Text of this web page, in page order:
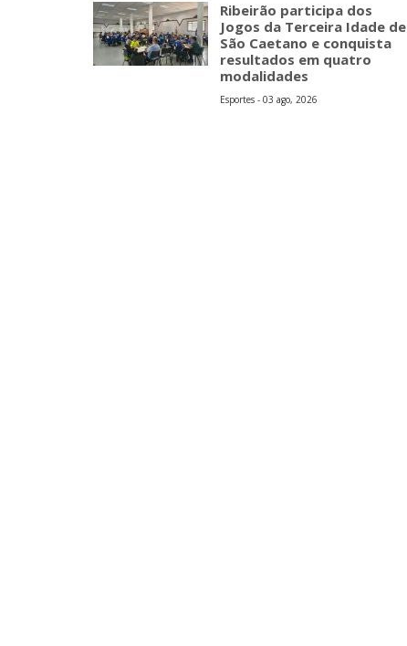
Ribeirão participa dos
Jogos da Terceira Idade de
São Caetano e conquista
resultados em quatro
modalidades
Esportes - 03 ago, 2026